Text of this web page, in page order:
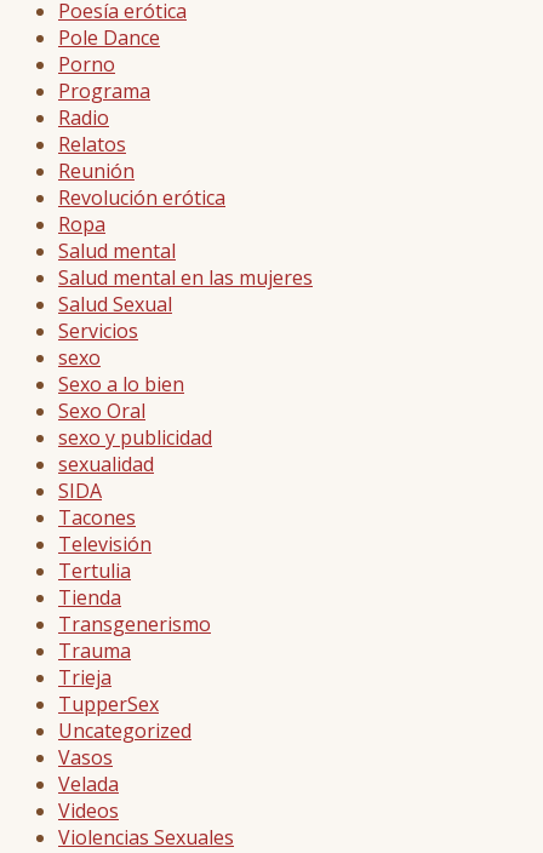
Poesía erótica
Pole Dance
Porno
Programa
Radio
Relatos
Reunión
Revolución erótica
Ropa
Salud mental
Salud mental en las mujeres
Salud Sexual
Servicios
sexo
Sexo a lo bien
Sexo Oral
sexo y publicidad
sexualidad
SIDA
Tacones
Televisión
Tertulia
Tienda
Transgenerismo
Trauma
Trieja
TupperSex
Uncategorized
Vasos
Velada
Videos
Violencias Sexuales